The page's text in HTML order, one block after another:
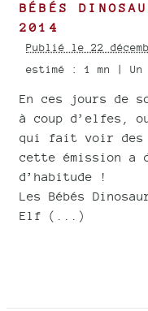
BÉBÉS
2014
Publié le 22
estimé : 1 mn | Un
En ces jours de
à coup d’elfes,
qui fait voir des
cette émission a
d’habitude !
Les Bébés
Elf (...)